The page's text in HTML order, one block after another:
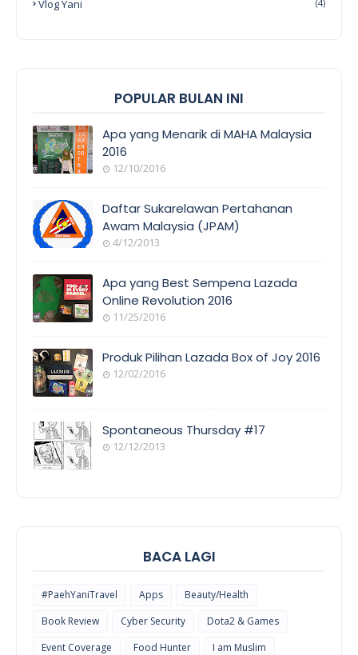
Vlog Yani (4)
POPULAR BULAN INI
COVERAGE
Apa yang Menarik di MAHA Malaysia
2016
12/10/2016
AWAM
Daftar Sukarelawan Pertahanan
Awam Malaysia (JPAM)
4/12/2013
COVERAGE
Apa yang Best Sempena Lazada
Online Revolution 2016
11/25/2016
THINGS
Produk Pilihan Lazada Box of Joy 2016
12/02/2016
Spontaneous Thursday #17
12/12/2013
BACA LAGI
#PaehYaniTravel Apps
Beauty/Health
Book Review
Cyber Security
Dota2 & Games
Event Coverage
Food Hunter
I am Muslim